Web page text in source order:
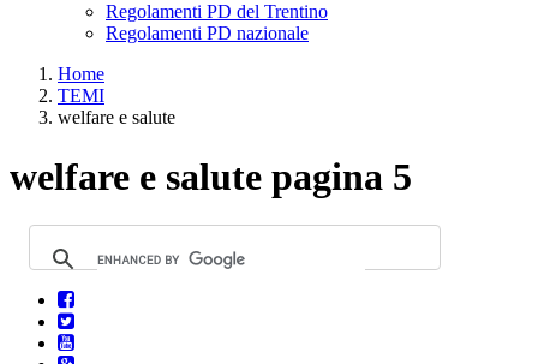
Regolamenti PD del Trentino
Regolamenti PD nazionale
Home
TEMI
welfare e salute
welfare e salute pagina 5